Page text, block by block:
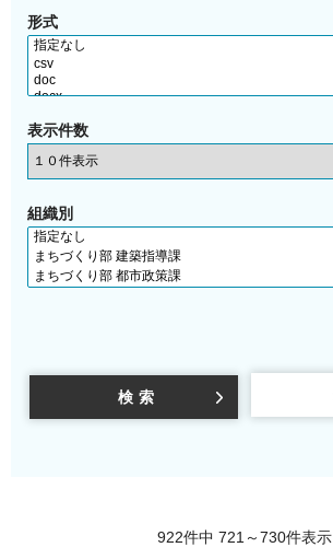
形式
表示件数
組織別
922件中 721～730件表示